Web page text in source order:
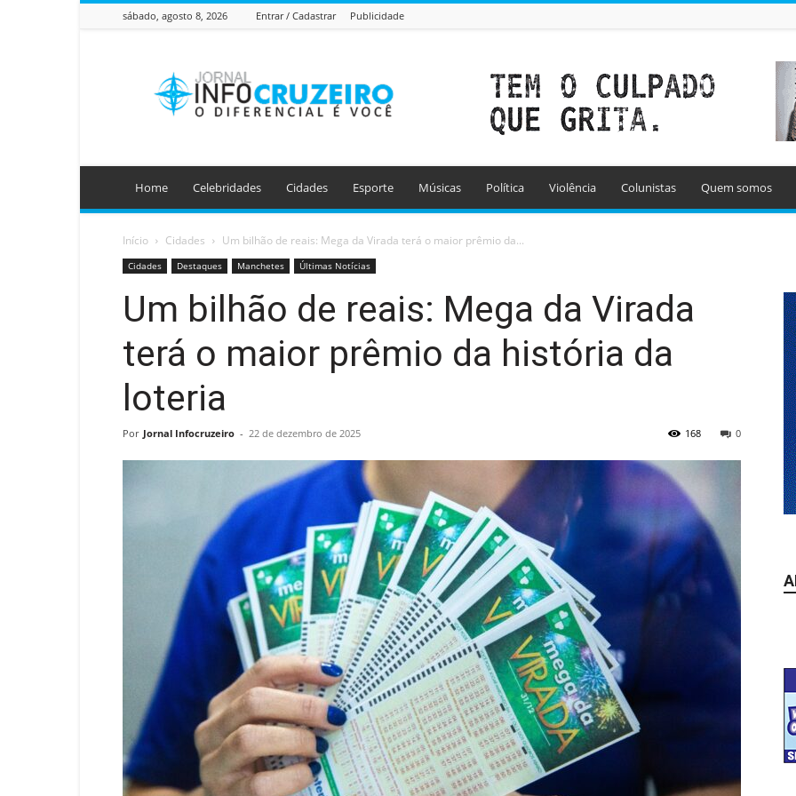
sábado, agosto 8, 2026 Entrar / Cadastrar Publicidade
Info
Cruzeiro
Home Celebridades Cidades Esporte Músicas Política Violência Colunistas Quem somos
Início Cidades Um bilhão de reais: Mega da Virada terá o maior prêmio da...
Cidades Destaques Manchetes Últimas Notícias
Um bilhão de reais: Mega da Virada
terá o maior prêmio da história da
loteria
Por Jornal Infocruzeiro - 22 de dezembro de 2025 0
168